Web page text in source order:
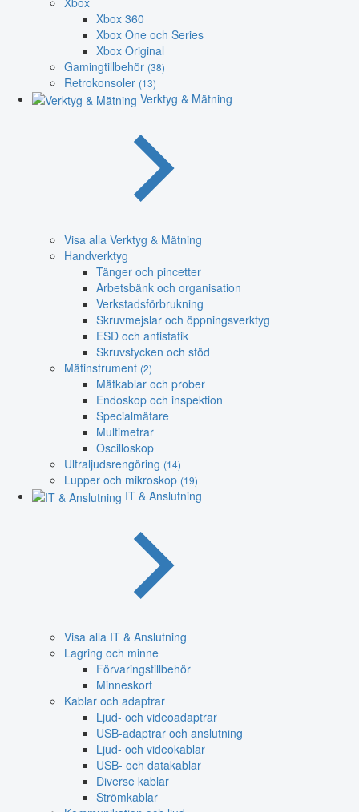
Xbox 360
Xbox One och Series
Xbox Original
Gamingtillbehör (38)
Retrokonsoler (13)
Verktyg & Mätning
Visa alla Verktyg & Mätning
Handverktyg
Tänger och pincetter
Arbetsbänk och organisation
Verkstadsförbrukning
Skruvmejslar och öppningsverktyg
ESD och antistatik
Skruvstycken och stöd
Mätinstrument (2)
Mätkablar och prober
Endoskop och inspektion
Specialmätare
Multimetrar
Oscilloskop
Ultraljudsrengöring (14)
Lupper och mikroskop (19)
IT & Anslutning
Visa alla IT & Anslutning
Lagring och minne
Förvaringstillbehör
Minneskort
Kablar och adaptrar
Ljud- och videoadaptrar
USB-adaptrar och anslutning
Ljud- och videokablar
USB- och datakablar
Diverse kablar
Strömkablar